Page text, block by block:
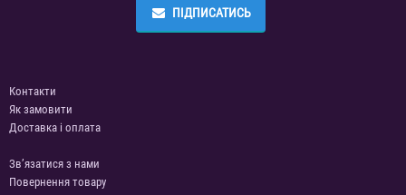
ПІДПИСАТИСЬ
Контакти
Як замовити
Доставка і оплата
Зв’язатися з нами
Повернення товару